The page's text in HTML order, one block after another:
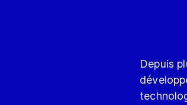
Depuis